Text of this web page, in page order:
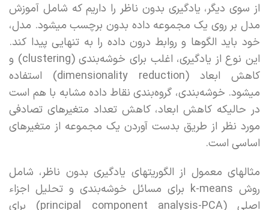
از سوی دیگر، یادگیری بدون ناظر را داریم که شامل آموزش
مدل بر روی یک مجموعه داده بدون برچسب میشود. مدل،
خود باید الگوها و روابط درون داده را به تنهایی پیدا کند.
این نوع از یادگیری، اغلب برای خوشه‌بندی (clustering) و
کاهش ابعاد (dimensionality reduction) استفاده
میشود. خوشه‌بندی، گروه‌بندی نقاط داده مشابه با هم است
در حالیکه کاهش ابعاد، کاهش تعداد متغیرهای تصادفی
مورد نظر از طریق بدست آوردن یک مجموعه از متغیرهای
اساسی است.
مثالهای معمول از الگوریتهای یادگیری بدون ناظر، شامل
روش k-means برای مسائل خوشه‌بندی و تحلیل اجزاء
اصلی (principal component analysis-PCA) برای